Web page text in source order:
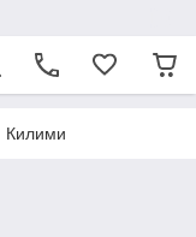
Килими